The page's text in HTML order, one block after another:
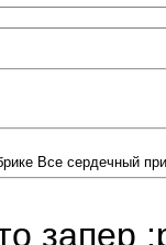
Все сердечный
запер